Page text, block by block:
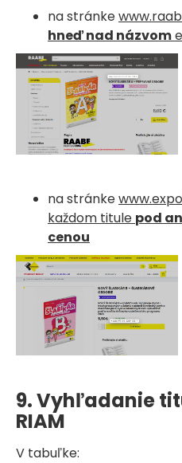
na stránke
hneď nad názvom
na stránke
každom titule pod
cenou
9. Vyhľadanie
RIAM
V tabuľke: